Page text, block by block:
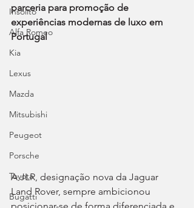
Insólito
Alfa Romeo
Kia
Lexus
Mazda
Mitsubishi
Peugeot
Porsche
Toyota
Bugatti
parceria para promoção de
experiências modernas de luxo em
Portugal
A JLR, designação nova da Jaguar
Land Rover, sempre ambicionou